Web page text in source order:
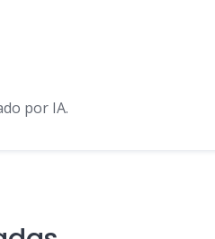
por IA.